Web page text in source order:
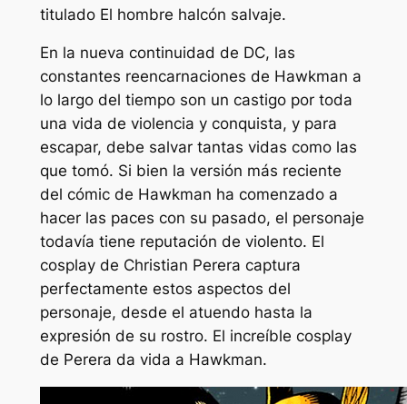
titulado El hombre halcón salvaje.
En la nueva continuidad de DC, las
constantes reencarnaciones de Hawkman a
lo largo del tiempo son un castigo por toda
una vida de violencia y conquista, y para
escapar, debe salvar tantas vidas como las
que tomó. Si bien la versión más reciente
del cómic de Hawkman ha comenzado a
hacer las paces con su pasado, el personaje
todavía tiene reputación de violento. El
cosplay de Christian Perera captura
perfectamente estos aspectos del
personaje, desde el atuendo hasta la
expresión de su rostro. El increíble cosplay
de Perera da vida a Hawkman.